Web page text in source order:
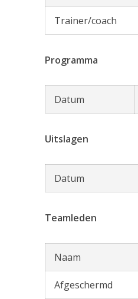
Trainer/coach
Programma
Datum
Uitslagen
Datum
Teamleden
Naam
Afgeschermd